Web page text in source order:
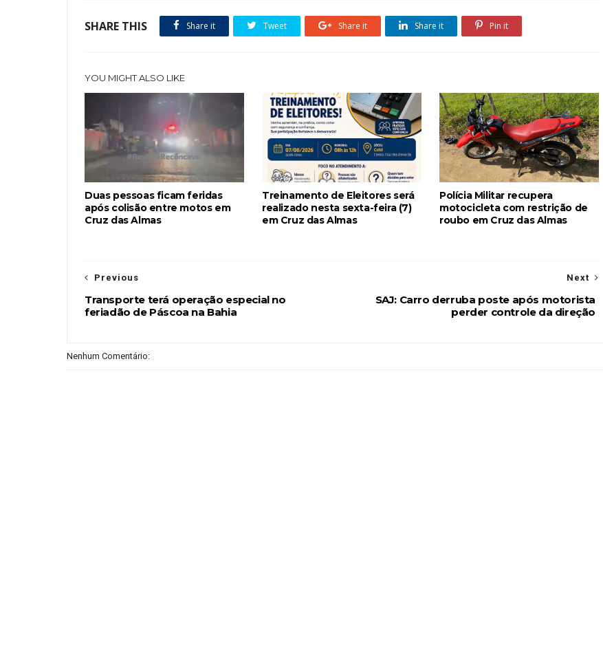
SHARE THIS Share it Tweet Share it Share it Pin it
YOU MIGHT ALSO LIKE
Duas pessoas ficam feridas
após colisão entre motos em
Cruz das Almas
Treinamento de Eleitores será
realizado nesta sexta-feira (7)
em Cruz das Almas
Polícia Militar recupera
motocicleta com restrição de
roubo em Cruz das Almas
Next
SAJ: Carro derruba poste após motorista
perder controle da direção
Previous
Transporte terá operação especial no
feriadão de Páscoa na Bahia
Nenhum Comentário: